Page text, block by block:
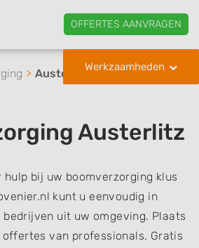
OFFERTES AANVRAGEN
Werkzaamheden
Austerlitz
Austerlitz
hulp bij uw boomverzorging klus
kunt u eenvoudig in
uit uw omgeving. Plaats
van professionals. Gratis